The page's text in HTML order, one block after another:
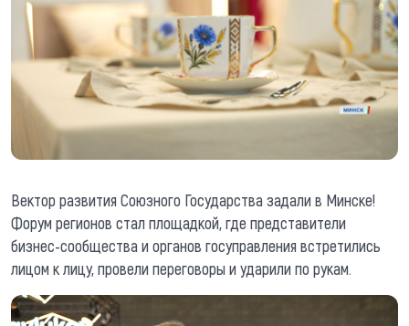
Вектор развития Союзного Государства задали в Минске!
Форум регионов стал площадкой, где представители
бизнес-сообщества и органов госуправления встретились
лицом к лицу, провели переговоры и ударили по рукам.